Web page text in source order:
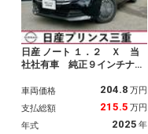
日産 ノート １．２ Ｘ 当
社社有車 純正９インチナ
応 アラウンドビューモニタ
ー ＥＴＣ ドラレコ ＬＥ
Ｄヘッドライト 車線逸脱警
報・衝突軽減ブレーキ・踏み
車両価格 204.8 万円
支払総額 215.5 万円
年式 2025 年